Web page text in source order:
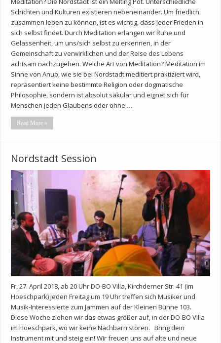
Schichten und Kulturen existieren nebeneinander. Um friedlich
zusammen leben zu können, ist es wichtig, dass jeder Frieden in
sich selbst findet. Durch Meditation erlangen wir Ruhe und
Gelassenheit, um uns/sich selbst zu erkennen, in der
Gemeinschaft zu verwirklichen und der Reise des Lebens
achtsam nachzugehen. Welche Art von Meditation? Meditation im
Sinne von Anup, wie sie bei Nordstadt meditiert praktiziert wird,
repräsentiert keine bestimmte Religion oder dogmatische
Philosophie, sondern ist absolut säkular und eignet sich für
Menschen jeden Glaubens oder ohne …
Read More »
Nordstadt Session
Fr, 27. April 2018, ab 20 Uhr DO-BO Villa, Kirchderner Str. 41 (im
Hoeschpark) Jeden Freitag um 19 Uhr treffen sich Musiker und
Musik-Interessierte zum Jammen auf der Kleinen Bühne 103.
Diese Woche ziehen wir das etwas größer auf, in der DO-BO Villa
im Hoeschpark, wo wir keine Nachbarn stören. Bring dein
Instrument mit und steig ein! Wir freuen uns auf alte und neue